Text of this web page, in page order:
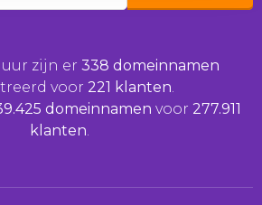
zijn er 338 domeinnamen
voor 221 klanten.
domeinnamen voor 277.911
klanten.